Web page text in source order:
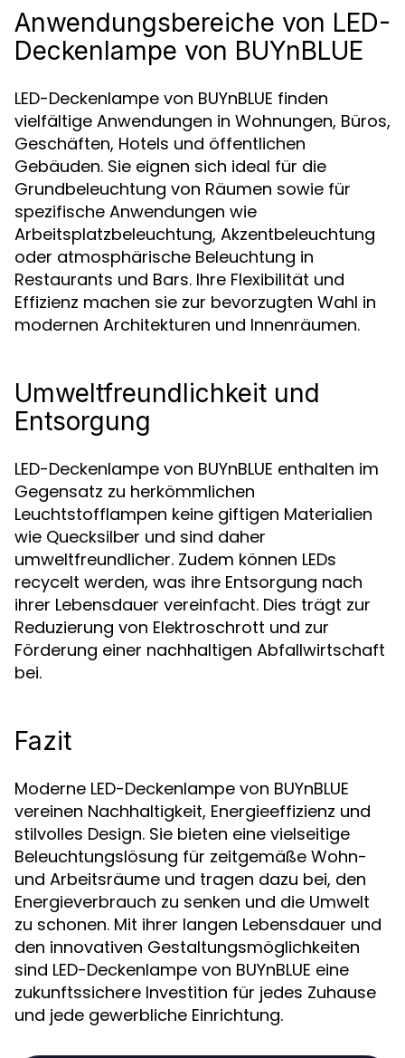
Anwendungsbereiche von LED-
Deckenlampe von BUYnBLUE
LED-Deckenlampe von BUYnBLUE finden
vielfältige Anwendungen in Wohnungen, Büros,
Geschäften, Hotels und öffentlichen
Gebäuden. Sie eignen sich ideal für die
Grundbeleuchtung von Räumen sowie für
spezifische Anwendungen wie
Arbeitsplatzbeleuchtung, Akzentbeleuchtung
oder atmosphärische Beleuchtung in
Restaurants und Bars. Ihre Flexibilität und
Effizienz machen sie zur bevorzugten Wahl in
modernen Architekturen und Innenräumen.
Umweltfreundlichkeit und
Entsorgung
LED-Deckenlampe von BUYnBLUE enthalten im
Gegensatz zu herkömmlichen
Leuchtstofflampen keine giftigen Materialien
wie Quecksilber und sind daher
umweltfreundlicher. Zudem können LEDs
recycelt werden, was ihre Entsorgung nach
ihrer Lebensdauer vereinfacht. Dies trägt zur
Reduzierung von Elektroschrott und zur
Förderung einer nachhaltigen Abfallwirtschaft
bei.
Fazit
Moderne LED-Deckenlampe von BUYnBLUE
vereinen Nachhaltigkeit, Energieeffizienz und
stilvolles Design. Sie bieten eine vielseitige
Beleuchtungslösung für zeitgemäße Wohn-
und Arbeitsräume und tragen dazu bei, den
Energieverbrauch zu senken und die Umwelt
zu schonen. Mit ihrer langen Lebensdauer und
den innovativen Gestaltungsmöglichkeiten
sind LED-Deckenlampe von BUYnBLUE eine
zukunftssichere Investition für jedes Zuhause
und jede gewerbliche Einrichtung.